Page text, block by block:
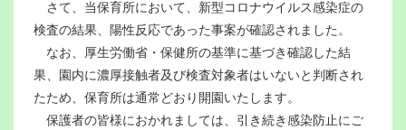
さて、当保育所において、新型コロナウイルス感染症の
検査の結果、陽性反応であった事案が確認されました。
なお、厚生労働省・保健所の基準に基づき確認した結
果、園内に濃厚接触者及び検査対象者はいないと判断され
たため、保育所は通常どおり開園いたします。
保護者の皆様におかれましては、引き続き感染防止にご